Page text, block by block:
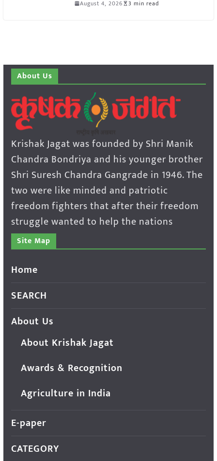
August 4, 2026 3 min read
About Us
Krishak Jagat was founded by Shri Manik
Chandra Bondriya and his younger brother
Shri Suresh Chandra Gangrade in 1946. The
two were like minded and patriotic
freedom fighters that after their freedom
struggle wanted to help the nations
Site Map
Home
SEARCH
About Us
About Krishak Jagat
Awards & Recognition
Agriculture in India
E-paper
CATEGORY